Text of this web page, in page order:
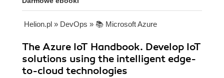
Helion.pl » DevOps » 📚 Microsoft Azure
The Azure IoT Handbook. Develop IoT
solutions using the intelligent edge-
to-cloud technologies